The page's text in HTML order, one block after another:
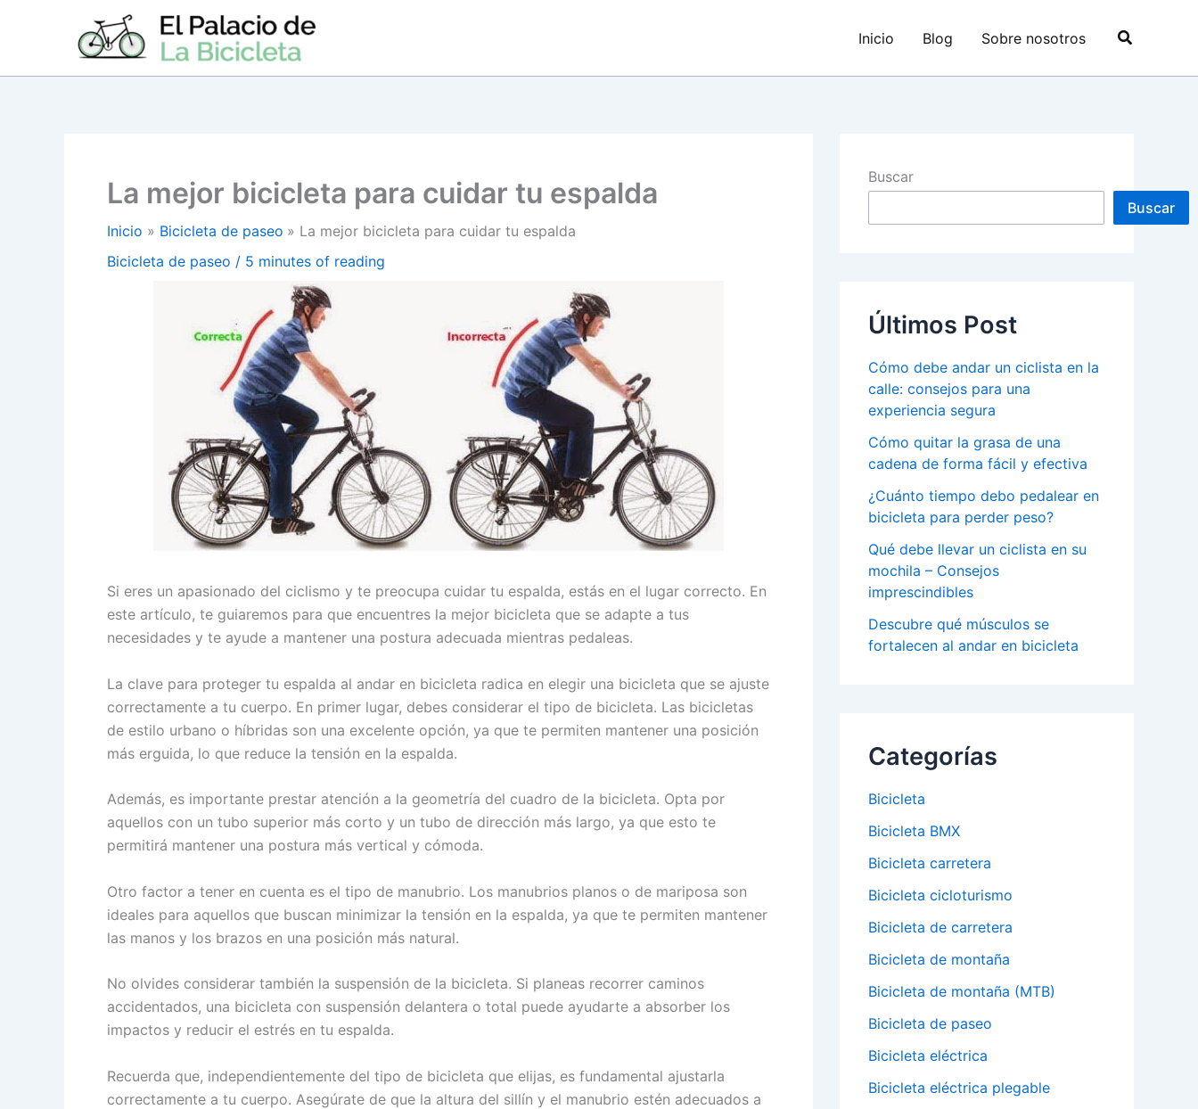
Inicio Blog Sobre nosotros Buscar
La mejor bicicleta para cuidar tu espalda
Inicio Bicicleta de paseo
La mejor bicicleta para cuidar tu espalda
Bicicleta de paseo / 5 minutes of reading
Si eres un apasionado del ciclismo y te preocupa cuidar tu espalda, estás en el lugar correcto. En
este artículo, te guiaremos para que encuentres la mejor bicicleta que se adapte a tus
necesidades y te ayude a mantener una postura adecuada mientras pedaleas.
La clave para proteger tu espalda al andar en bicicleta radica en elegir una bicicleta que se ajuste
correctamente a tu cuerpo. En primer lugar, debes considerar el tipo de bicicleta. Las bicicletas
de estilo urbano o híbridas son una excelente opción, ya que te permiten mantener una posición
más erguida, lo que reduce la tensión en la espalda.
Además, es importante prestar atención a la geometría del cuadro de la bicicleta. Opta por
aquellos con un tubo superior más corto y un tubo de dirección más largo, ya que esto te
permitirá mantener una postura más vertical y cómoda.
Otro factor a tener en cuenta es el tipo de manubrio. Los manubrios planos o de mariposa son
ideales para aquellos que buscan minimizar la tensión en la espalda, ya que te permiten mantener
las manos y los brazos en una posición más natural.
No olvides considerar también la suspensión de la bicicleta. Si planeas recorrer caminos
accidentados, una bicicleta con suspensión delantera o total puede ayudarte a absorber los
impactos y reducir el estrés en tu espalda.
Recuerda que, independientemente del tipo de bicicleta que elijas, es fundamental ajustarla
correctamente a tu cuerpo. Asegúrate de que la altura del sillín y el manubrio estén adecuados a
Buscar
Buscar
Últimos Post
Cómo debe andar un ciclista en la
calle: consejos para una
experiencia segura
Cómo quitar la grasa de una
cadena de forma fácil y efectiva
¿Cuánto tiempo debo pedalear en
bicicleta para perder peso?
Qué debe llevar un ciclista en su
mochila – Consejos
imprescindibles
Descubre qué músculos se
fortalecen al andar en bicicleta
Categorías
Bicicleta
Bicicleta BMX
Bicicleta carretera
Bicicleta cicloturismo
Bicicleta de carretera
Bicicleta de montaña
Bicicleta de montaña (MTB)
Bicicleta de paseo
Bicicleta eléctrica
Bicicleta eléctrica plegable